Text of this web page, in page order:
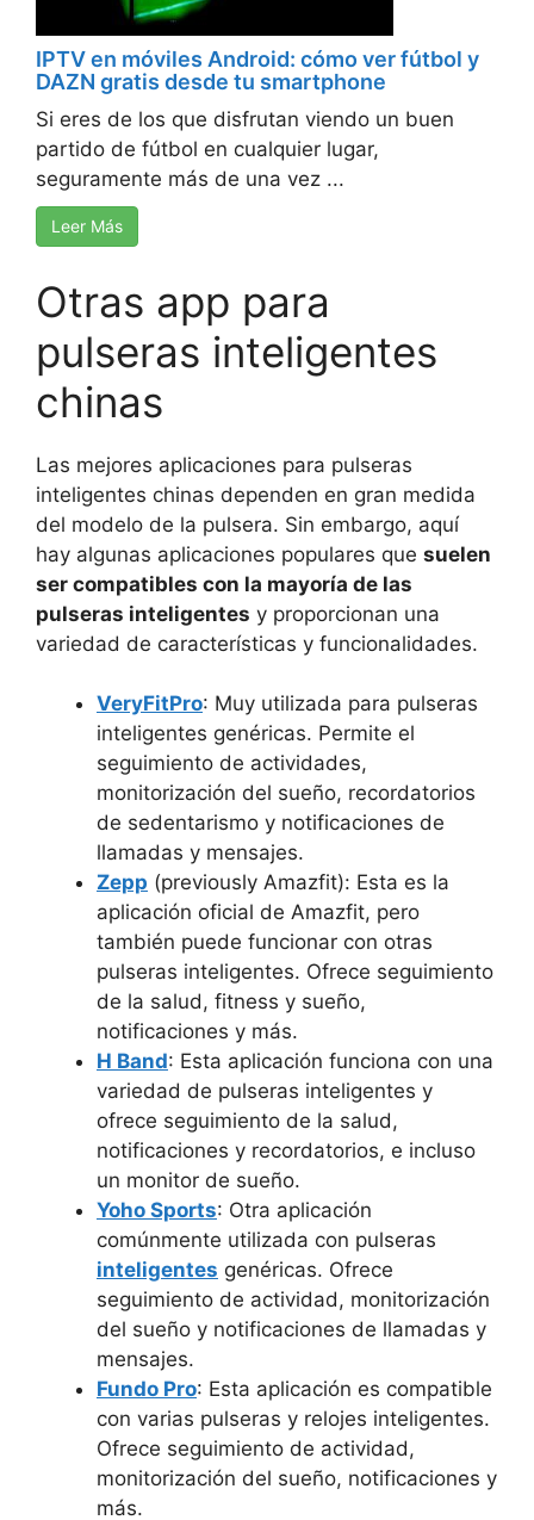
IPTV en móviles Android: cómo ver fútbol y
DAZN gratis desde tu smartphone
Si eres de los que disfrutan viendo un buen
partido de fútbol en cualquier lugar,
seguramente más de una vez ...
Leer Más
Otras app para
pulseras inteligentes
chinas
Las mejores aplicaciones para pulseras
inteligentes chinas dependen en gran medida
del modelo de la pulsera. Sin embargo, aquí
hay algunas aplicaciones populares que suelen
ser compatibles con la mayoría de las
pulseras inteligentes y proporcionan una
variedad de características y funcionalidades.
VeryFitPro: Muy utilizada para pulseras
inteligentes genéricas. Permite el
seguimiento de actividades,
monitorización del sueño, recordatorios
de sedentarismo y notificaciones de
llamadas y mensajes.
Zepp (previously Amazfit): Esta es la
aplicación oficial de Amazfit, pero
también puede funcionar con otras
pulseras inteligentes. Ofrece seguimiento
de la salud, fitness y sueño,
notificaciones y más.
H Band: Esta aplicación funciona con una
variedad de pulseras inteligentes y
ofrece seguimiento de la salud,
notificaciones y recordatorios, e incluso
un monitor de sueño.
Yoho Sports: Otra aplicación
comúnmente utilizada con pulseras
inteligentes genéricas. Ofrece
seguimiento de actividad, monitorización
del sueño y notificaciones de llamadas y
mensajes.
Fundo Pro: Esta aplicación es compatible
con varias pulseras y relojes inteligentes.
Ofrece seguimiento de actividad,
monitorización del sueño, notificaciones y
más.